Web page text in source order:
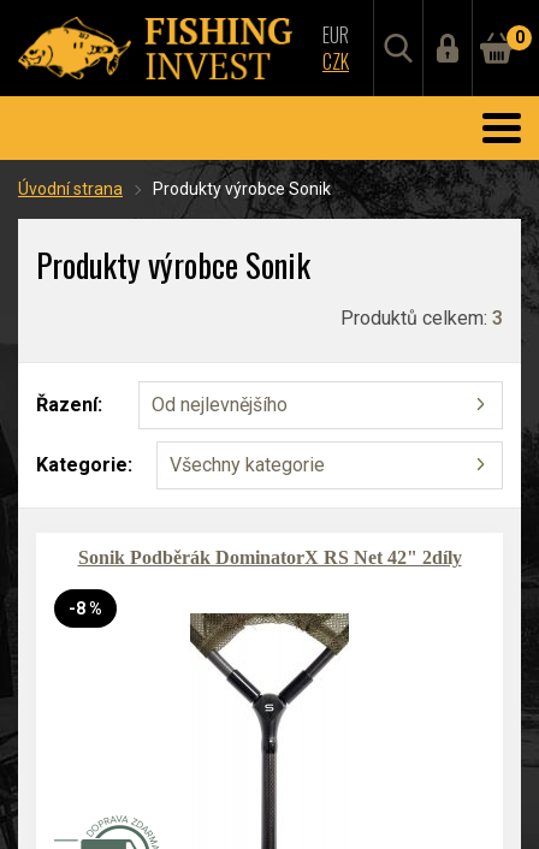
EUR
CZK
0
Úvodní strana Produkty výrobce Sonik
Produkty výrobce Sonik
Produktů celkem: 3
Řazení: Od nejlevnějšího
Kategorie: Všechny kategorie
Sonik Podběrák DominatorX RS Net 42" 2díly
-8 %